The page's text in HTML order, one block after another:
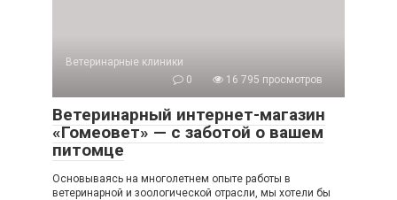
Ветеринарные клиники
0
16 795 просмотров
Ветеринарный интернет-магазин
«Гомеовет» — с заботой о вашем
питомце
Основываясь на многолетнем опыте работы в
ветеринарной и зоологической отрасли, мы хотели бы